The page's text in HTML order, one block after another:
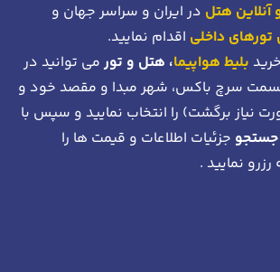
آنلاین هتل در ایران و سراسر جهان و
تورهای داخلی اقدام نمایید.
بلیط هواپیما، هتل و تورمی توانید در
سرچ باکس، شهر مبدا و مقصد خود و
نیاز برگشت) را انتخاب نمایید و سپس با
جستجو جزئیات اطلاعات و قیمت ها را
نمایید .